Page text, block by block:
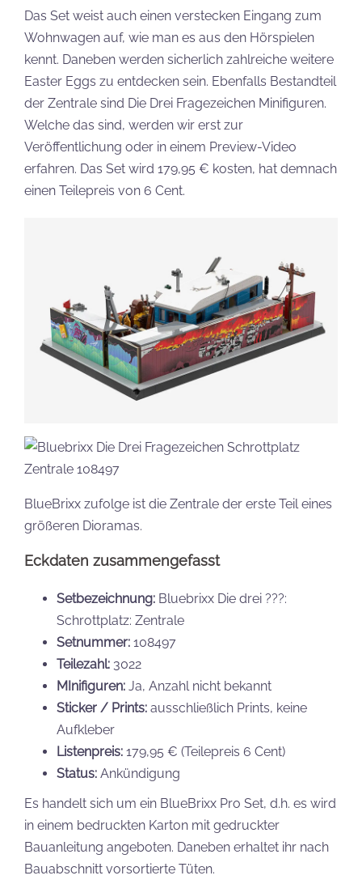
Das Set weist auch einen verstecken Eingang zum
Wohnwagen auf, wie man es aus den Hörspielen
kennt. Daneben werden sicherlich zahlreiche weitere
Easter Eggs zu entdecken sein. Ebenfalls Bestandteil
der Zentrale sind Die Drei Fragezeichen Minifiguren.
Welche das sind, werden wir erst zur
Veröffentlichung oder in einem Preview-Video
erfahren. Das Set wird 179,95 € kosten, hat demnach
einen Teilepreis von 6 Cent.
BlueBrixx zufolge ist die Zentrale der erste Teil eines
größeren Dioramas.
Eckdaten zusammengefasst
Setbezeichnung: Bluebrixx Die drei ???:
Schrottplatz: Zentrale
Setnummer: 108497
Teilezahl: 3022
MInifiguren: Ja, Anzahl nicht bekannt
Sticker / Prints: ausschließlich Prints, keine
Aufkleber
Listenpreis: 179,95 € (Teilepreis 6 Cent)
Status: Ankündigung
Es handelt sich um ein BlueBrixx Pro Set, d.h. es wird
in einem bedruckten Karton mit gedruckter
Bauanleitung angeboten. Daneben erhaltet ihr nach
Bauabschnitt vorsortierte Tüten.